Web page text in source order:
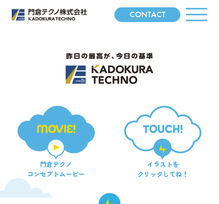
CONTACT
MOVIE!
門倉テクノ
コンセプトムービー
TOUCH!
イラストを
クリックしてね！